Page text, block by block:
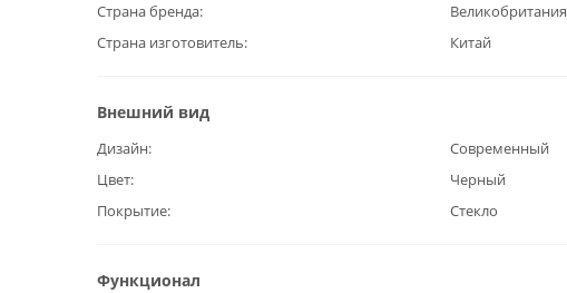
Страна бренда
Великобритания
Страна изготовитель
Китай
Внешний вид
Дизайн
Современный
Цвет
Черный
Покрытие
Стекло
Функционал